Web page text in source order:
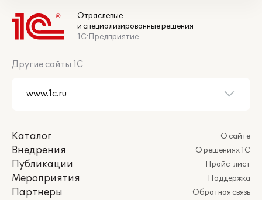
Отраслевые
и специализированные решения
1С:Предприятие
Другие сайты 1С
Каталог
Внедрения
Публикации
Мероприятия
Партнеры
О сайте
О решениях 1С
Прайс-лист
Поддержка
Обратная связь